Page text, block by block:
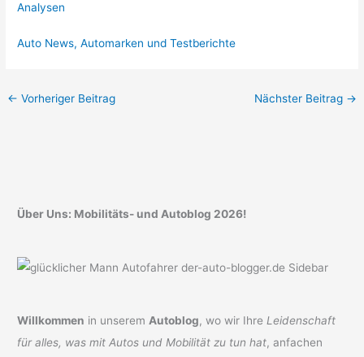
Analysen
Auto News, Automarken und Testberichte
← Vorheriger Beitrag Nächster Beitrag →
Über Uns: Mobilitäts- und Autoblog 2026!
Willkommen in unserem Autoblog, wo wir Ihre Leidenschaft
für alles, was mit Autos und Mobilität zu tun hat, anfachen